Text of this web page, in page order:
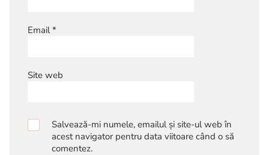
Email*
Site web
Salvează-mi numele, emailul și site-ul web în
acest navigator pentru data viitoare când o să
comentez.